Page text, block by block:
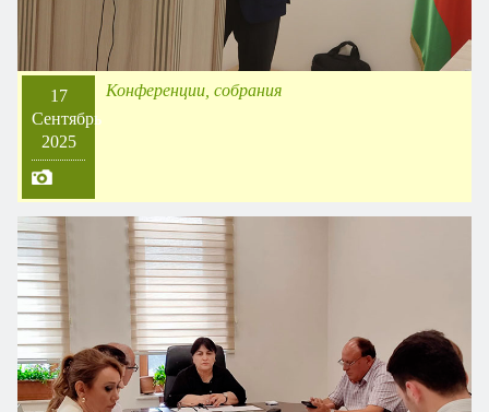
17
Сентябрь
2025
Конференции, собрания